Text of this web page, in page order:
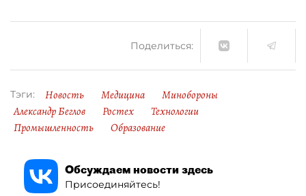
Поделиться:
Тэги: Новость Медицина
Минобороны
Александр Беглов
Ростех
Технологии
Промышленность
Образование
Обсуждаем новости здесь
Присоединяйтесь!